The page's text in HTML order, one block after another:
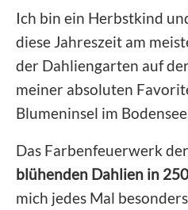
Ich bin ein Herbstkind
diese Jahreszeit am
der Dahliengarten auf
meiner absoluten
Blumeninsel im
Das Farbenfeuerwerk
blühenden Dahlien in
mich jedes Mal